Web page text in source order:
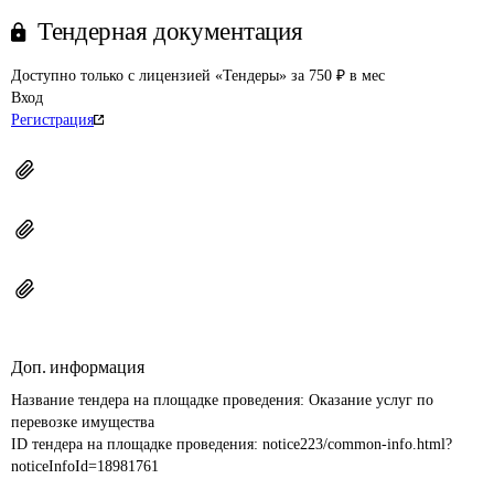
Тендерная документация
Доступно только с лицензией «Тендеры» за 750 ₽ в мес
Вход
Регистрация
Доп. информация
Название тендера на площадке проведения: Оказание услуг по
перевозке имущества
ID тендера на площадке проведения: notice223/common-info.html?
noticeInfoId=18981761